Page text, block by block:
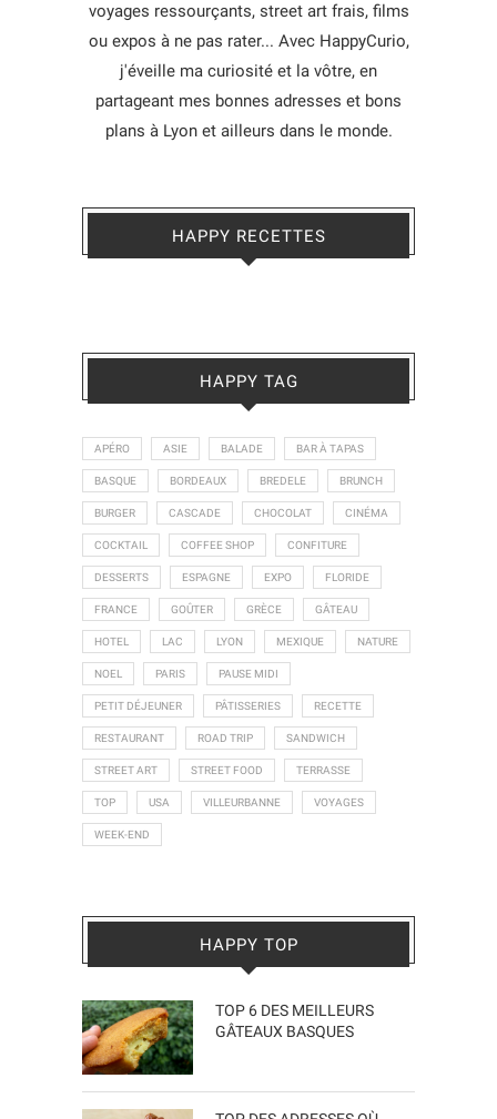
voyages ressourçants, street art frais, films
ou expos à ne pas rater... Avec HappyCurio,
j'éveille ma curiosité et la vôtre, en
partageant mes bonnes adresses et bons
plans à Lyon et ailleurs dans le monde.
HAPPY RECETTES
HAPPY TAG
APÉRO ASIE BALADE BAR À TAPAS
BASQUE BORDEAUX BREDELE BRUNCH
BURGER CASCADE CHOCOLAT CINÉMA
COCKTAIL COFFEE SHOP CONFITURE
DESSERTS ESPAGNE EXPO FLORIDE
FRANCE GOÛTER GRÈCE GÂTEAU
HOTEL LAC LYON MEXIQUE NATURE
NOEL PARIS PAUSE MIDI
PETIT DÉJEUNER PÂTISSERIES RECETTE
RESTAURANT ROAD TRIP SANDWICH
STREET ART STREET FOOD TERRASSE
TOP USA VILLEURBANNE VOYAGES
WEEK-END
HAPPY TOP
TOP 6 DES MEILLEURS
GÂTEAUX BASQUES